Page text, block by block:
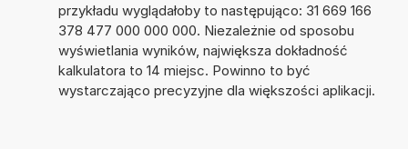
przykładu wyglądałoby to następująco: 31 669 166
378 477 000 000 000. Niezależnie od sposobu
wyświetlania wyników, największa dokładność
kalkulatora to 14 miejsc. Powinno to być
wystarczająco precyzyjne dla większości aplikacji.